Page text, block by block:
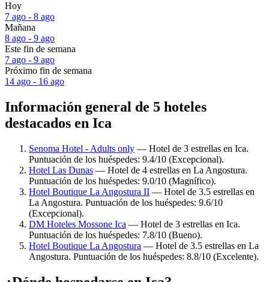
Hoy
7 ago - 8 ago
Mañana
8 ago - 9 ago
Este fin de semana
7 ago - 9 ago
Próximo fin de semana
14 ago - 16 ago
Información general de 5 hoteles
destacados en Ica
Senoma Hotel - Adults only — Hotel de 3 estrellas en Ica.
Puntuación de los huéspedes: 9.4/10 (Excepcional).
Hotel Las Dunas — Hotel de 4 estrellas en La Angostura.
Puntuación de los huéspedes: 9.0/10 (Magnífico).
Hotel Boutique La Angostura II — Hotel de 3.5 estrellas en
La Angostura. Puntuación de los huéspedes: 9.6/10
(Excepcional).
DM Hoteles Mossone Ica — Hotel de 3 estrellas en Ica.
Puntuación de los huéspedes: 7.8/10 (Bueno).
Hotel Boutique La Angostura — Hotel de 3.5 estrellas en La
Angostura. Puntuación de los huéspedes: 8.8/10 (Excelente).